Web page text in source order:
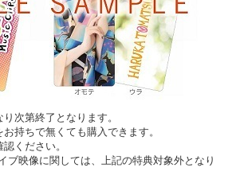
次第終了となります。
持ちで無くても購入できます。
ください。
ブ映像に関しては、上記の特典対象外となり